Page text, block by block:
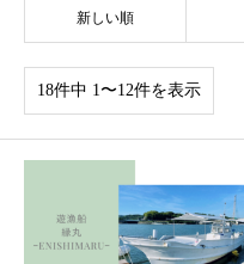
新しい順
18件中 1〜12件を表示